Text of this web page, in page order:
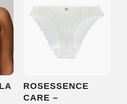
MERKEN
NIEUWS
ROSESSENCE
CARE –